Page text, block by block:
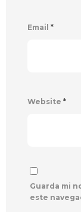
Email *
Website *
Guarda mi
este